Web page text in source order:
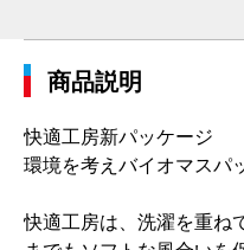
商品説明
快適工房新パッケージ
環境を考えバイオマスパ
快適工房は、洗濯を重ね